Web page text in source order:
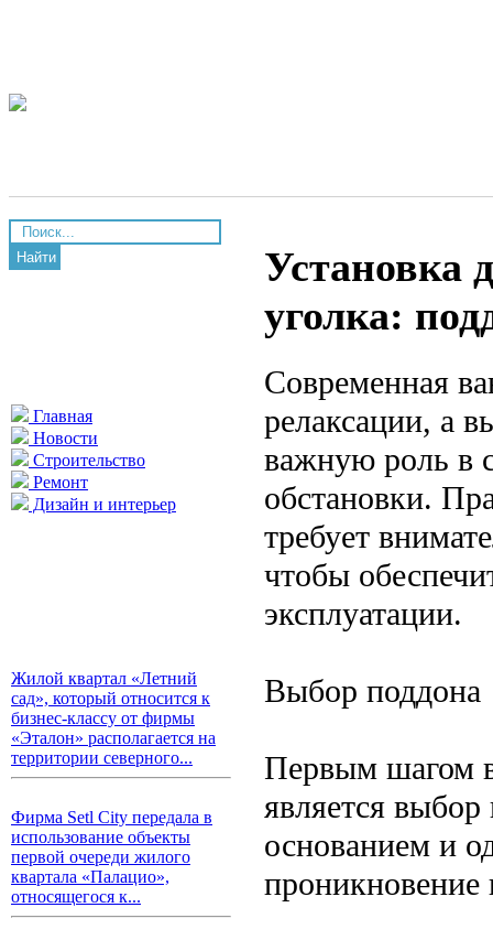
Найти
Главная
Новости
Строительство
Ремонт
Дизайн и интерьер
Жилой квартал «Летний
сад», который относится к
бизнес-классу от фирмы
«Эталон» располагается на
территории северного...
Фирма Setl City передала в
использование объекты
первой очереди жилого
квартала «Палацио»,
относящегося к...
Установка
уголка:
Современная
релаксации, а
важную роль в
обстановки.
требует
чтобы
эксплуатации.
Выбор поддона
Первым шагом
является
основанием и